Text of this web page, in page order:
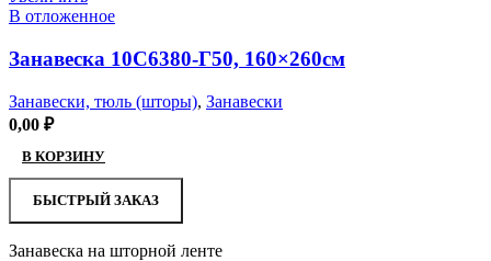
В отложенное
Занавеска 10С6380-Г50, 160×260см
Занавески, тюль (шторы), Занавески
0,00 ₽
В КОРЗИНУ
БЫСТРЫЙ ЗАКАЗ
Занавеска на шторной ленте